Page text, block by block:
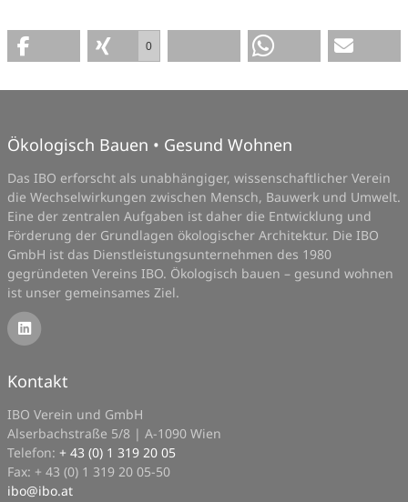
0
Ökologisch Bauen • Gesund Wohnen
Das IBO erforscht als unabhängiger, wissenschaftlicher Verein
die Wechselwirkungen zwischen Mensch, Bauwerk und Umwelt.
Eine der zentralen Aufgaben ist daher die Entwicklung und
Förderung der Grundlagen ökologischer Architektur. Die IBO
GmbH ist das Dienstleistungsunternehmen des 1980
gegründeten Vereins IBO. Ökologisch bauen – gesund wohnen
ist unser gemeinsames Ziel.
Kontakt
IBO Verein und GmbH
Alserbachstraße 5/8 | A-1090 Wien
Telefon: + 43 (0) 1 319 20 05
Fax: + 43 (0) 1 319 20 05-50
ibo@ibo.at